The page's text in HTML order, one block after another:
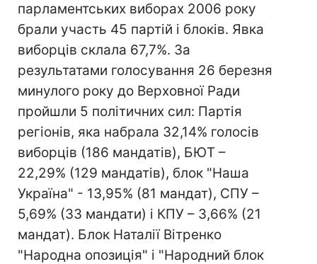
парламентських виборах 2006 року
брали участь 45 партій і блоків. Явка
виборців склала 67,7%. За
результатами голосування 26 березня
минулого року до Верховної Ради
пройшли 5 політичних сил: Партія
регіонів, яка набрала 32,14% голосів
виборців (186 мандатів), БЮТ –
22,29% (129 мандатів), блок "Наша
Україна" - 13,95% (81 мандат), СПУ –
5,69% (33 мандати) і КПУ – 3,66% (21
мандат). Блок Наталії Вітренко
"Народна опозиція" і "Народний блок